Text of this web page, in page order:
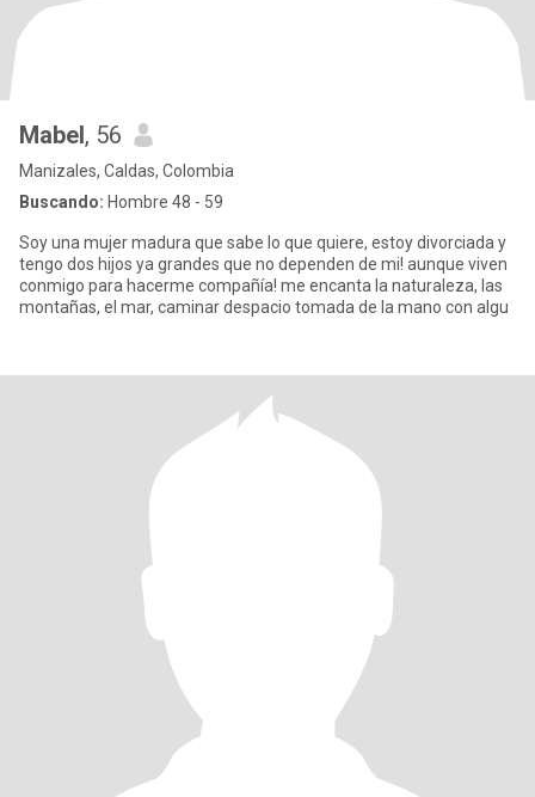
Mabel, 56
Manizales, Caldas, Colombia
Buscando: Hombre 48 - 59
Soy una mujer madura que sabe lo que quiere, estoy divorciada y
tengo dos hijos ya grandes que no dependen de mi! aunque viven
conmigo para hacerme compañía! me encanta la naturaleza, las
montañas, el mar, caminar despacio tomada de la mano con algu